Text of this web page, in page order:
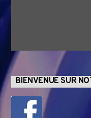
BIENVENUE SUR